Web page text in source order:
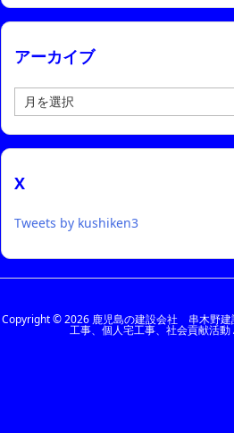
アーカイブ
ー
カ
イ
X
Tweets by kushiken3
Copyright ©2026 鹿児島の建設会社 串木野
工事、個人宅工事、社会貢献活動